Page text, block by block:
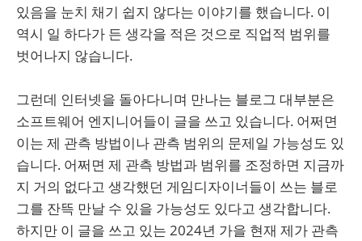
있음을 눈치 채기 쉽지 않다는 이야기를 했습니다. 이
역시 일 하다가 든 생각을 적은 것으로 직업적 범위를
벗어나지 않습니다.
그런데 인터넷을 돌아다니며 만나는 블로그 대부분은
소프트웨어 엔지니어들이 글을 쓰고 있습니다. 어쩌면
이는 제 관측 방법이나 관측 범위의 문제일 가능성도 있
습니다. 어쩌면 제 관측 방법과 범위를 조정하면 지금까
지 거의 없다고 생각했던 게임디자이너들이 쓰는 블로
그를 잔뜩 만날 수 있을 가능성도 있다고 생각합니다.
하지만 이 글을 쓰고 있는 2024년 가을 현재 제가 관측